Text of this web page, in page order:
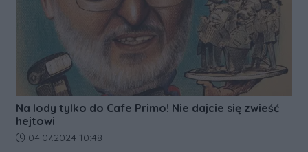
Na lody tylko do Cafe Primo! Nie dajcie się zwieść
hejtowi
Data dodania artykułu:
04.07.2024 10:48